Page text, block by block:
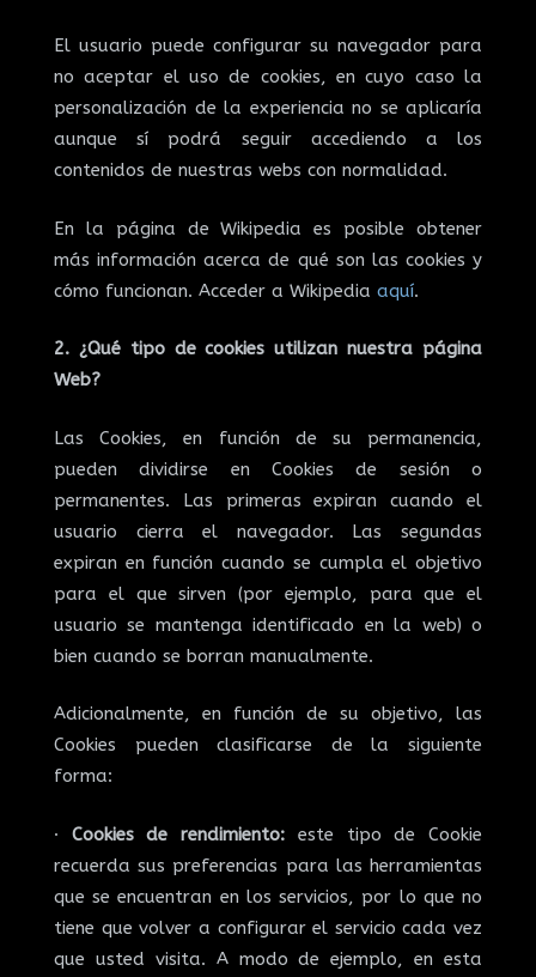
El usuario puede configurar su navegador para
no aceptar el uso de cookies, en cuyo caso la
personalización de la experiencia no se aplicaría
aunque sí podrá seguir accediendo a los
contenidos de nuestras webs con normalidad.
En la página de Wikipedia es posible obtener
más información acerca de qué son las cookies y
cómo funcionan. Acceder a Wikipedia aquí.
2. ¿Qué tipo de cookies utilizan nuestra página
Web?
Las Cookies, en función de su permanencia,
pueden dividirse en Cookies de sesión o
permanentes. Las primeras expiran cuando el
usuario cierra el navegador. Las segundas
expiran en función cuando se cumpla el objetivo
para el que sirven (por ejemplo, para que el
usuario se mantenga identificado en la web) o
bien cuando se borran manualmente.
Adicionalmente, en función de su objetivo, las
Cookies pueden clasificarse de la siguiente
forma:
· Cookies de rendimiento: este tipo de Cookie
recuerda sus preferencias para las herramientas
que se encuentran en los servicios, por lo que no
tiene que volver a configurar el servicio cada vez
que usted visita. A modo de ejemplo, en esta